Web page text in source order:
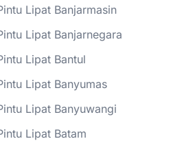
Lipat Banjarmasin
Lipat Banjarnegara
Lipat Bantul
Lipat Banyumas
Lipat Banyuwangi
Lipat Batam